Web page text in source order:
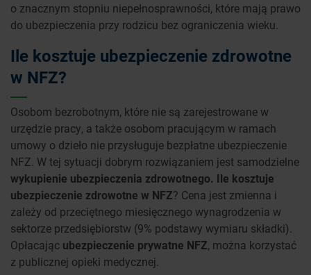
o znacznym stopniu niepełnosprawności, które mają prawo
do ubezpieczenia przy rodzicu bez ograniczenia wieku.
Ile kosztuje ubezpieczenie zdrowotne
w NFZ?
Osobom bezrobotnym, które nie są zarejestrowane w
urzędzie pracy, a także osobom pracującym w ramach
umowy o dzieło nie przysługuje bezpłatne ubezpieczenie
NFZ. W tej sytuacji dobrym rozwiązaniem jest samodzielne
wykupienie ubezpieczenia zdrowotnego. Ile kosztuje
ubezpieczenie zdrowotne w NFZ? Cena jest zmienna i
zależy od przeciętnego miesięcznego wynagrodzenia w
sektorze przedsiębiorstw (9% podstawy wymiaru składki).
Opłacając ubezpieczenie prywatne NFZ, można korzystać
z publicznej opieki medycznej.